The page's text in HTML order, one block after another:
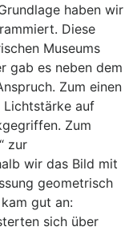
haben wir
Diese
Museums
gab es neben dem
Zum einen
Lichtstärke auf
Zum
zur
wir das Bild mit
geometrisch
gut an:
sich über